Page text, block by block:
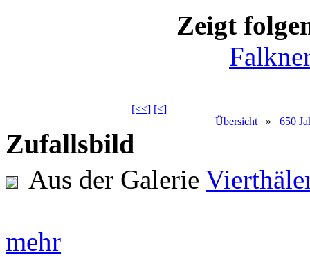
Zeigt
[<<] [<]
Übersicht» 650
Zufallsbild
Aus der Galerie
mehr